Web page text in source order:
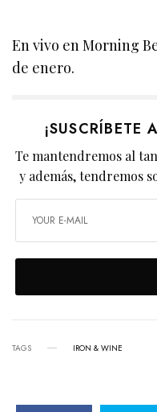
En vivo en Morning
de enero.
¡SUSCRÍBETE
Te mantendremos al
y además, tendremos
TAGS IRON & WINE